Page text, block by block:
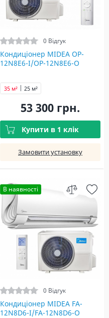
0 Відгук
Кондиціонер MIDEA OP-
12N8E6-I/OP-12N8E6-O
25 м²
35 м²
53 300 грн.
Купити в 1 клік
Замовити установку
В наявності
0 Відгук
Кондиціонер MIDEA FA-
12N8D6-I/FA-12N8D6-O